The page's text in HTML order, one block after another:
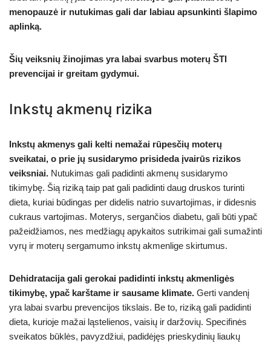
menopauzė ir nutukimas gali dar labiau apsunkinti šlapimo
aplinką.
Šių veiksnių žinojimas yra labai svarbus moterų ŠTI
prevencijai ir greitam gydymui.
Inkstų akmenų rizika
Inkstų akmenys gali kelti nemažai rūpesčių moterų
sveikatai, o prie jų susidarymo prisideda įvairūs rizikos
veiksniai. Nutukimas gali padidinti akmenų susidarymo
tikimybę. Šią riziką taip pat gali padidinti daug druskos turinti
dieta, kuriai būdingas per didelis natrio suvartojimas, ir didesnis
cukraus vartojimas. Moterys, sergančios diabetu, gali būti ypač
pažeidžiamos, nes medžiagų apykaitos sutrikimai gali sumažinti
vyrų ir moterų sergamumo inkstų akmenlige skirtumus.
Dehidratacija gali gerokai padidinti inkstų akmenligės
tikimybę, ypač karštame ir sausame klimate. Gerti vandenį
yra labai svarbu prevencijos tikslais. Be to, riziką gali padidinti
dieta, kurioje mažai ląstelienos, vaisių ir daržovių. Specifinės
sveikatos būklės, pavyzdžiui, padidėjęs prieskydinių liaukų